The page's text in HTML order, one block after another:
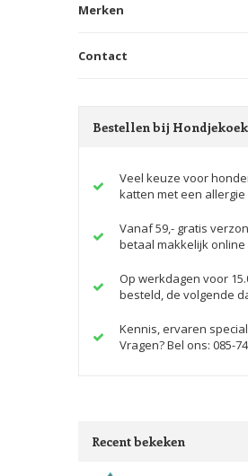
Merken
Contact
Bestellen bij Hondjekoek
Veel keuze voor
katten met een allergie
Vanaf 59,- gratis
betaal makkelijk online
Op werkdagen voor
besteld, de volgende
Kennis, ervaren
Vragen? Bel ons: 085-
Recent bekeken